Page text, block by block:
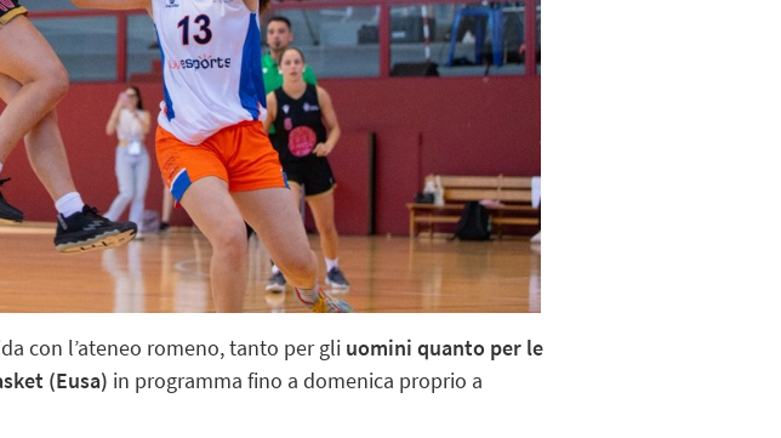
con l’ateneo romeno, tanto per gli uomini quanto per le
(Eusa) in programma fino a domenica proprio a